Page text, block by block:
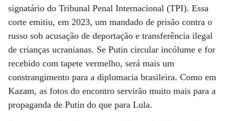
signatário do Tribunal Penal Internacional (TPI). Essa
corte emitiu, em 2023, um mandado de prisão contra o
russo sob acusação de deportação e transferência ilegal
de crianças ucranianas. Se Putin circular incólume e for
recebido com tapete vermelho, será mais um
constrangimento para a diplomacia brasileira. Como em
Kazam, as fotos do encontro servirão muito mais para a
propaganda de Putin do que para Lula.